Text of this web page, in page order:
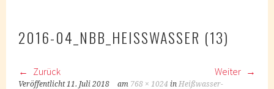
2016-04_NBB_HEISSWASSER (13)
Zurück Weiter
Veröffentlicht11. Juli 2018 am 768 × 1024 inHeißwasser-